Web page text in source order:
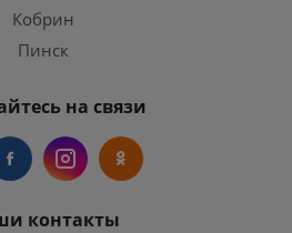
Кобрин
Пинск
на связи
контакты